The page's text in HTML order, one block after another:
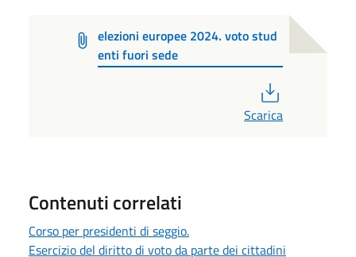
elezioni europee 2024. voto stud
enti fuori sede
Scarica
Contenuti correlati
Corso per presidenti di seggio.
Esercizio del diritto di voto da parte dei cittadini